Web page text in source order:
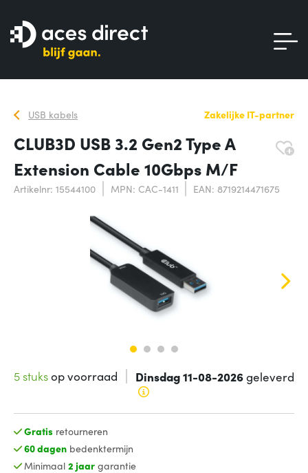
USB kabels Zakelijke IT-partner
CLUB3D USB 3.2 Gen2 Type A
Extension Cable 10Gbps M/F
Artikelnr: 15544100 MPN: CAC-1411 EAN: 8719214471675
5 stuksop voorraad Dinsdag 11-08-2026geleverd
Gratis retourneren
60 dagenbedenktermijn
Minimaal 2 jaargarantie